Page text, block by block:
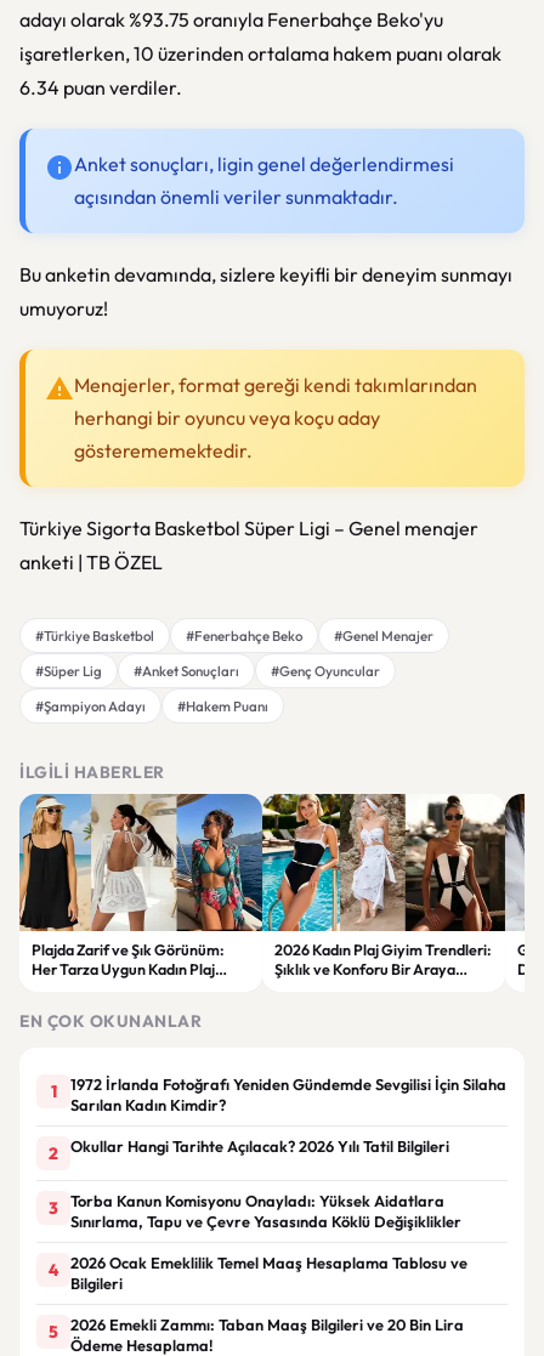
adayı olarak %93.75 oranıyla Fenerbahçe Beko'yu
işaretlerken, 10 üzerinden ortalama hakem puanı olarak
6.34 puan verdiler.
Anket sonuçları, ligin genel değerlendirmesi
açısından önemli veriler sunmaktadır.
Bu anketin devamında, sizlere keyifli bir deneyim sunmayı
umuyoruz!
Menajerler, format gereği kendi takımlarından
herhangi bir oyuncu veya koçu aday
gösterememektedir.
Türkiye Sigorta Basketbol Süper Ligi – Genel menajer
anketi | TB ÖZEL
#Türkiye Basketbol #Fenerbahçe Beko
#Genel Menajer
#Süper Lig
#Anket Sonuçları
#Genç Oyuncular
#Şampiyon Adayı
#Hakem Puanı
İLGILI HABERLER
Plajda Zarif ve Şık Görünüm:
Her Tarza Uygun Kadın Plaj
2026 Kadın Plaj Giyim Trendleri:
Şıklık ve Konforu Bir Araya
EN ÇOK OKUNANLAR
1
1972 İrlanda Fotoğrafı Yeniden Gündemde Sevgilisi İçin Silaha
Sarılan Kadın Kimdir?
2 Okullar Hangi Tarihte Açılacak? 2026 Yılı Tatil Bilgileri
3
Torba Kanun Komisyonu Onayladı: Yüksek Aidatlara
Sınırlama, Tapu ve Çevre Yasasında Köklü Değişiklikler
4
2026 Ocak Emeklilik Temel Maaş Hesaplama Tablosu ve
Bilgileri
5
2026 Emekli Zammı: Taban Maaş Bilgileri ve 20 Bin Lira
Ödeme Hesaplama!